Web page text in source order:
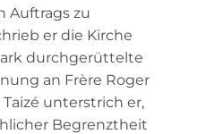
Auftrags zu
er die Kirche
durchgerüttelte
an Frère Roger
unterstrich er,
Begrenztheit